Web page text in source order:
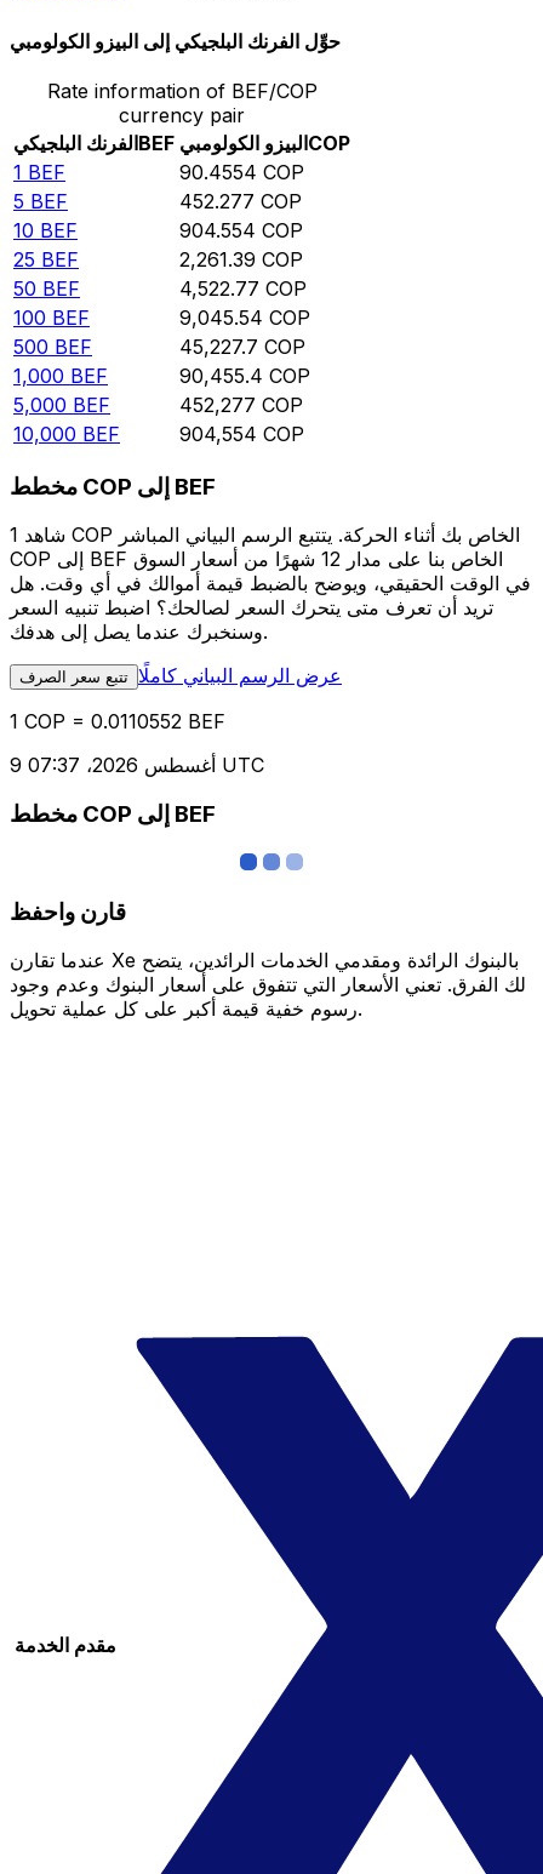
حوِّل الفرنك البلجيكي إلى البيزو الكولومبي
Rate information of BEF/COP
currency pair
الفرنك البلجيكيBEF البيزو الكولومبيCOP
1 BEF 90.4554 COP
5 BEF 452.277 COP
10 BEF 904.554 COP
25 BEF 2,261.39 COP
50 BEF 4,522.77 COP
100 BEF 9,045.54 COP
500 BEF 45,227.7 COP
1,000 BEF 90,455.4 COP
5,000 BEF 452,277 COP
10,000 BEF 904,554 COP
مخطط COP إلى BEF
شاهد 1 COP الخاص بك أثناء الحركة. يتتبع الرسم البياني المباشر
COP إلى BEF الخاص بنا على مدار 12 شهرًا من أسعار السوق
في الوقت الحقيقي، ويوضح بالضبط قيمة أموالك في أي وقت. هل
تريد أن تعرف متى يتحرك السعر لصالحك؟ اضبط تنبيه السعر
وسنخبرك عندما يصل إلى هدفك.
تتبع سعر الصرف عرض الرسم البياني كاملًا
1 COP = 0.0110552 BEF
9 أغسطس 2026، 07:37 UTC
مخطط COP إلى BEF
قارن واحفظ
عندما تقارن Xe بالبنوك الرائدة ومقدمي الخدمات الرائدين، يتضح
لك الفرق. تعني الأسعار التي تتفوق على أسعار البنوك وعدم وجود
رسوم خفية قيمة أكبر على كل عملية تحويل.
مقدم الخدمة